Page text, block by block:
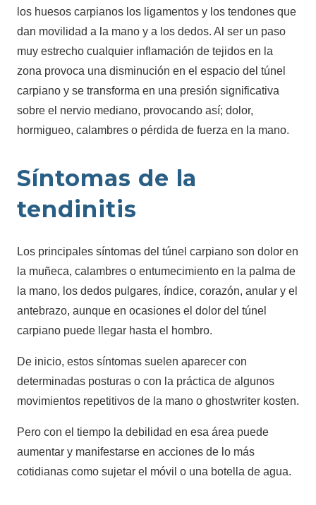
los huesos carpianos los ligamentos y los tendones que
dan movilidad a la mano y a los dedos. Al ser un paso
muy estrecho cualquier inflamación de tejidos en la
zona provoca una disminución en el espacio del túnel
carpiano y se transforma en una presión significativa
sobre el nervio mediano, provocando así; dolor,
hormigueo, calambres o pérdida de fuerza en la mano.
Síntomas de la
tendinitis
Los principales síntomas del túnel carpiano son dolor en
la muñeca, calambres o entumecimiento en la palma de
la mano, los dedos pulgares, índice, corazón, anular y el
antebrazo, aunque en ocasiones el dolor del túnel
carpiano puede llegar hasta el hombro.
De inicio, estos síntomas suelen aparecer con
determinadas posturas o con la práctica de algunos
movimientos repetitivos de la mano o ghostwriter kosten.
Pero con el tiempo la debilidad en esa área puede
aumentar y manifestarse en acciones de lo más
cotidianas como sujetar el móvil o una botella de agua.